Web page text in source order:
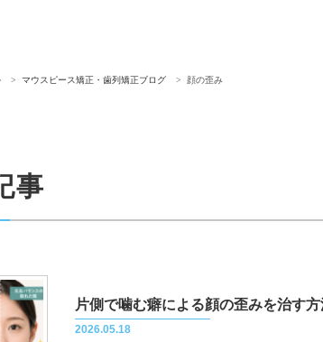
マウスピース矯正・歯列矯正ブログ 顔の歪み
事
2026.05.18